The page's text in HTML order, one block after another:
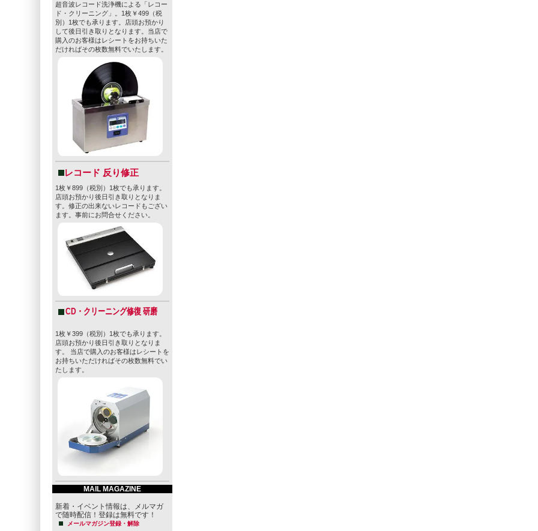
超音波レコード洗浄機による「レコー
ド・クリーニング」。1枚￥499（税
別）1枚でも承ります。店頭お預かり
して後日引き取りとなります。当店で
購入のお客様はレシートをお持ちいた
だければその枚数無料でいたします。
レコード 反り修正
1枚￥899（税別）1枚でも承ります。
店頭お預かり後日引き取りとなりま
す。修正の出来ないレコードもござい
ます。事前にお問合せください。
CD・クリーニング修復 研磨
1枚￥399（税別）1枚でも承ります。
店頭お預かり後日引き取りとなりま
す。 当店で購入のお客様はレシートを
お持ちいただければその枚数無料でい
たします。
MAIL MAGAZINE
新着・イベント情報は、メルマガ
で随時配信！登録は無料です！
メールマガジン登録・解除